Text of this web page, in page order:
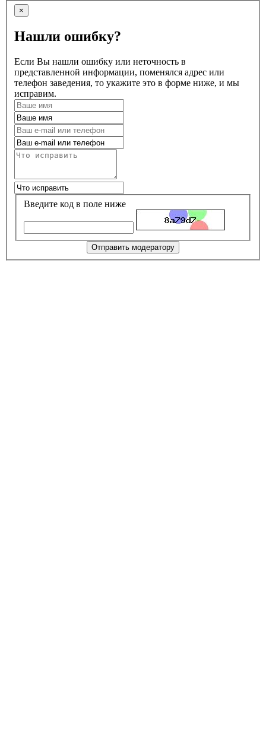
×
Нашли ошибку?
Если Вы нашли ошибку или неточность в
представленной информации, поменялся адрес или
телефон заведения, то укажите это в форме ниже, и мы
исправим.
Введите код в поле ниже
Отправить модератору